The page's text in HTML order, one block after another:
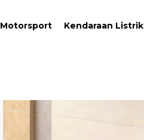
Motorsport Kendaraan Listrik